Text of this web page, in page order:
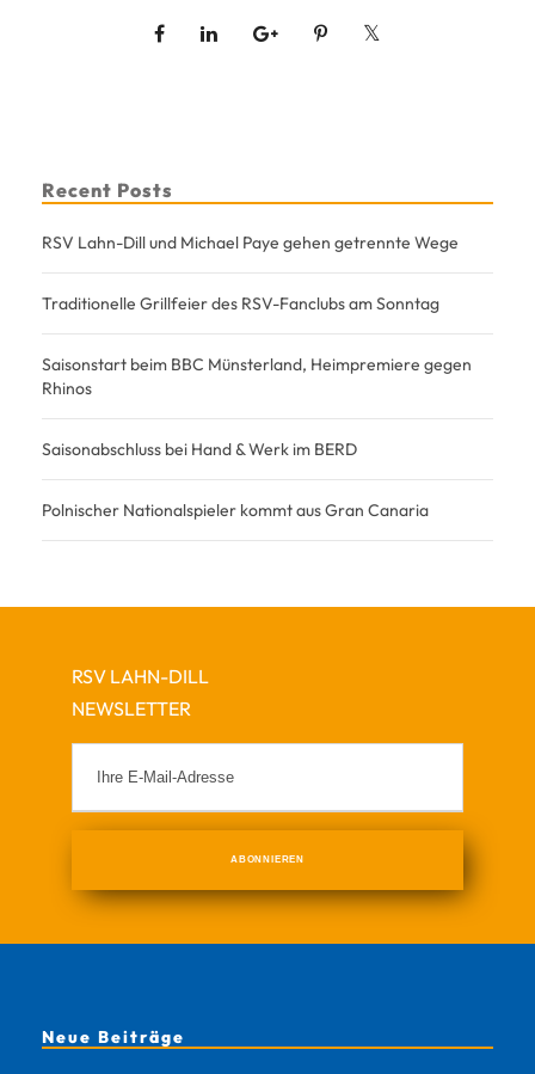
Recent Posts
RSV Lahn-Dill und Michael Paye gehen getrennte Wege
Traditionelle Grillfeier des RSV-Fanclubs am Sonntag
Saisonstart beim BBC Münsterland, Heimpremiere gegen
Rhinos
Saisonabschluss bei Hand & Werk im BERD
Polnischer Nationalspieler kommt aus Gran Canaria
RSV LAHN-DILL
NEWSLETTER
Neue Beiträge